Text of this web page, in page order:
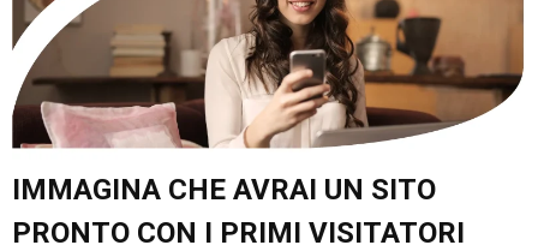
IMMAGINA CHE AVRAI UN SITO
PRONTO CON I PRIMI VISITATORI